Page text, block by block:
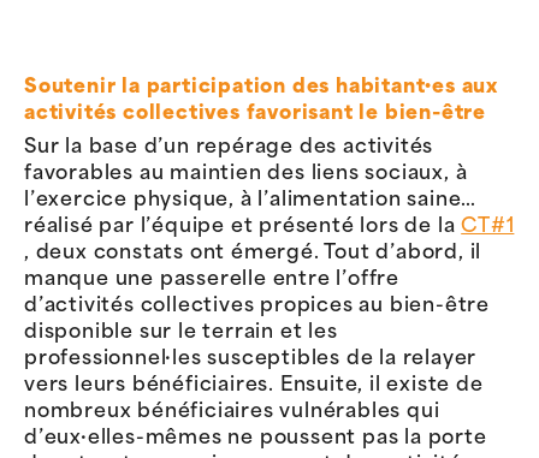
Soutenir la participation des habitant·es aux
activités collectives favorisant le bien-être
Sur la base d’un repérage des activités
favorables au maintien des liens sociaux, à
l’exercice physique, à l’alimentation saine…
réalisé par l’équipe et présenté lors de laCT#1
, deux constats ont émergé. Tout d’abord, il
manque une passerelle entre l’offre
d’activités collectives propices au bien-être
disponible sur le terrain et les
professionnel·les susceptibles de la relayer
vers leurs bénéficiaires. Ensuite, il existe de
nombreux bénéficiaires vulnérables qui
d’eux·elles-mêmes ne poussent pas la porte